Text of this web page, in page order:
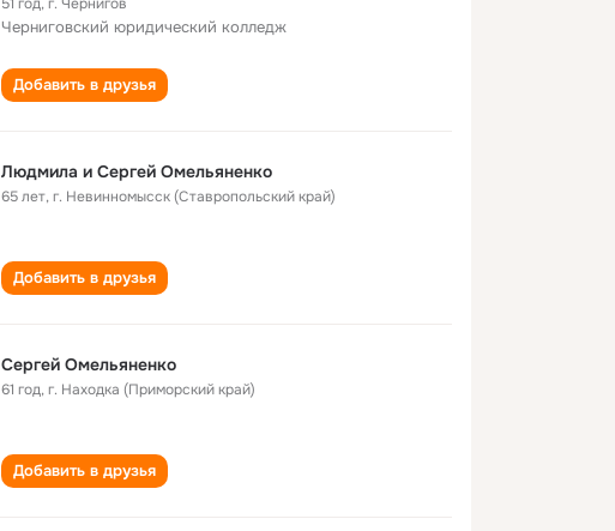
Черниговский юридический колледж
Добавить в друзья
Людмила и Сергей Омельяненко
65 лет,г. Невинномысск (Ставропольский край)
Добавить в друзья
Сергей Омельяненко
61 год,г. Находка (Приморский край)
Добавить в друзья